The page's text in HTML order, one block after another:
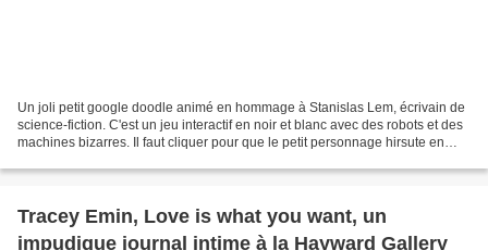
Un joli petit google doodle animé en hommage à Stanislas Lem, écrivain de
science-fiction. C'est un jeu interactif en noir et blanc avec des robots et des
machines bizarres. Il faut cliquer pour que le petit personnage hirsute en
Tracey Emin, Love is what you want, un
impudique journal intime à la Hayward Gallery